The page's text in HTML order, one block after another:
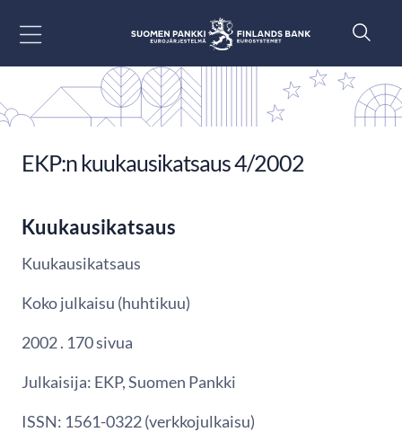
EKP:n kuukausikatsaus 4/2002
Kuukausikatsaus
Kuukausikatsaus
Koko julkaisu (huhtikuu)
2002 . 170 sivua
Julkaisija: EKP, Suomen Pankki
ISSN: 1561-0322 (verkkojulkaisu)